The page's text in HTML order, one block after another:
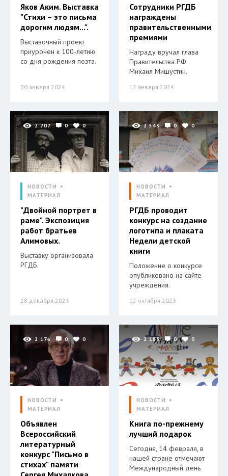
Яков Аким. Выставка
"Стихи – это письма
дорогим людям...".
Выставочный проект
приурочен к 100-летию
со дня рождения поэта.
30 января 2024
Сотрудники РГДБ
награждены
правительственными
премиями
Награду вручал глава
Правительства РФ
Михаил Мишустин.
12 января 2024
2 707 0 0
НОВОСТИ
МАТЕРИАЛ
"Двойной портрет в
раме". Экспозиция
работ братьев
Алимовых.
Выставку организовала
РГДБ.
28 декабря 2023
2 543 0 0
НОВОСТИ
МАТЕРИАЛ
РГДБ проводит
конкурс на создание
логотипа и плаката
Недели детской
книги
Положение о конкурсе
опубликовано на сайте
учреждения.
12 октября 2023
2 176 0 0
НОВОСТИ
МАТЕРИАЛ
Объявлен
Всероссийский
литературный
конкурс "Письмо в
стихах" памяти
2 183 0 0
НОВОСТИ
МАТЕРИАЛ
Книга по-прежнему
лучший подарок
Сегодня, 14 февраля, в
нашей стране отмечают
Международный день